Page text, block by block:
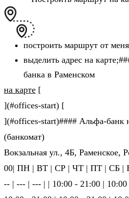
построить маршрут от
выделить адрес на
банка в Раменском
на карте [
](#offices-start) [
](#offices-start)#### Альфа-банк
(банкомат)
Вокзальная ул., 4Б, Раменское,
00| ПН | ВТ | СР | ЧТ | ПТ | СБ |
-- | --- | --- | | 10:00 - 21:00 |